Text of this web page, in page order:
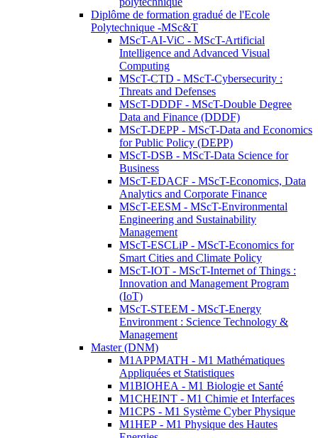
Diplôme de formation gradué de l'Ecole
Polytechnique -MSc&T
MScT-AI-ViC - MScT-Artificial
Intelligence and Advanced Visual
Computing
MScT-CTD - MScT-Cybersecurity :
Threats and Defenses
MScT-DDDF - MScT-Double Degree
Data and Finance (DDDF)
MScT-DEPP - MScT-Data and Economics
for Public Policy (DEPP)
MScT-DSB - MScT-Data Science for
Business
MScT-EDACF - MScT-Economics, Data
Analytics and Corporate Finance
MScT-EESM - MScT-Environmental
Engineering and Sustainability
Management
MScT-ESCLiP - MScT-Economics for
Smart Cities and Climate Policy
MScT-IOT - MScT-Internet of Things :
Innovation and Management Program
(IoT)
MScT-STEEM - MScT-Energy
Environment : Science Technology &
Management
Master (DNM)
M1APPMATH - M1 Mathématiques
Appliquées et Statistiques
M1BIOHEA - M1 Biologie et Santé
M1CHEINT - M1 Chimie et Interfaces
M1CPS - M1 Système Cyber Physique
M1HEP - M1 Physique des Hautes